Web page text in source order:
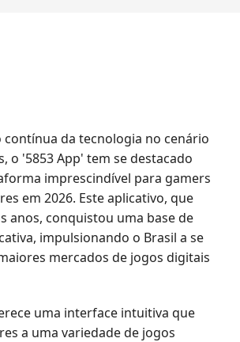
contínua da tecnologia no cenário
o '5853 App' tem se destacado
imprescindível para gamers
em 2026. Este aplicativo, que
anos, conquistou uma base de
impulsionando o Brasil a se
mercados de jogos digitais
uma interface intuitiva que
a uma variedade de jogos